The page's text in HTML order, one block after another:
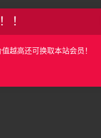
！
越高还可换取本站会员！